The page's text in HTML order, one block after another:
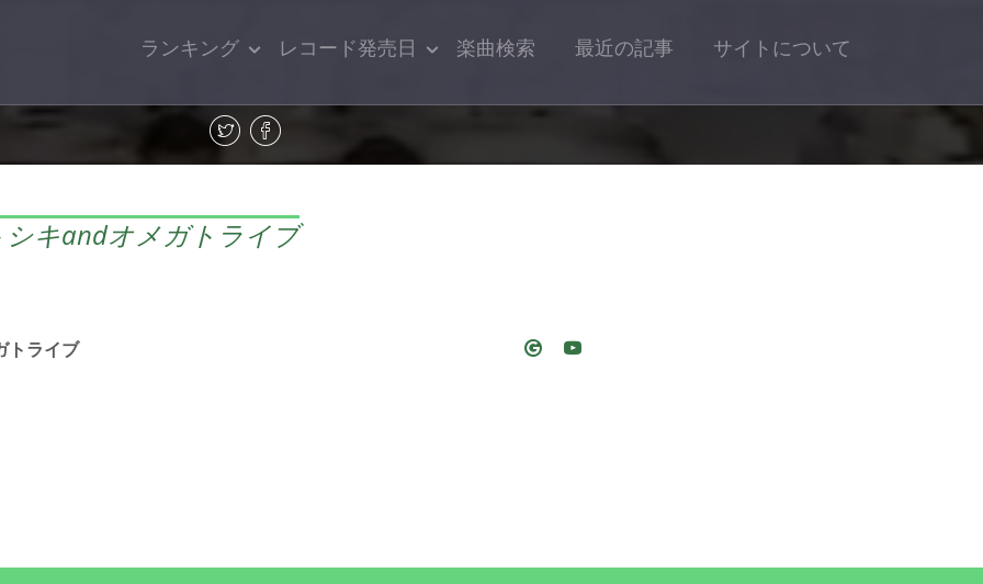
ランキング レコード発売日 楽曲検索 最近の記事 サイトについて
キandオメガトライブ
トライブ